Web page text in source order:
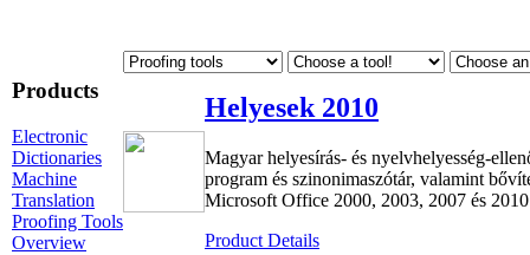
Products
Electronic
Dictionaries
Machine
Translation
Proofing Tools
Overview
Helyesek 2010
Magyar helyesírás- és nyelvhelyesség-
program és szinonimaszótár, valamint
Microsoft Office 2000, 2003, 2007 és
Product Details